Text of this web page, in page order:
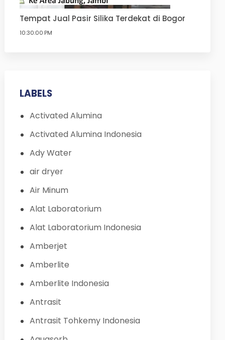
Tempat Jual Pasir Silika Terdekat di Bogor
10:30:00 PM
LABELS
Activated Alumina
Activated Alumina Indonesia
Ady Water
air dryer
Air Minum
Alat Laboratorium
Alat Laboratorium Indonesia
Amberjet
Amberlite
Amberlite Indonesia
Antrasit
Antrasit Tohkemy Indonesia